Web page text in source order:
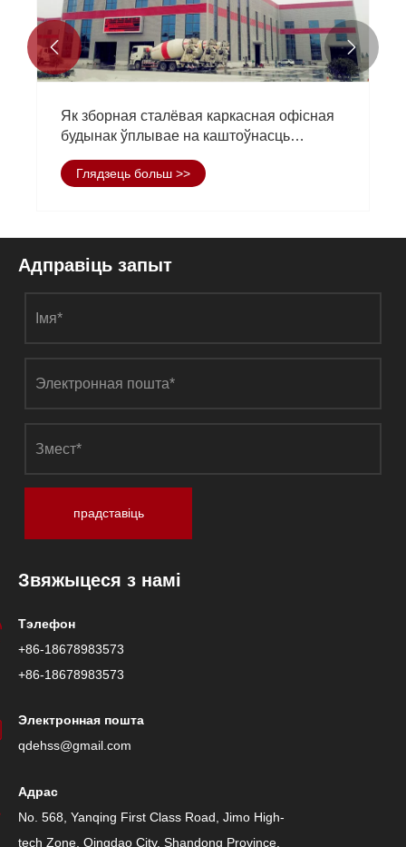
Як зборная сталёвая каркасная офісная
будынак ўплывае на каштоўнасць
уласнасці?
Глядзець больш >>
 
Адправіць запыт
прадставіць
Звяжыцеся з намі
Тэлефон
+86-18678983573
+86-18678983573
Электронная пошта
qdehss@gmail.com
Адрас
No. 568, Yanqing First Class Road, Jimo High-
tech Zone, Qingdao City, Shandong Province,